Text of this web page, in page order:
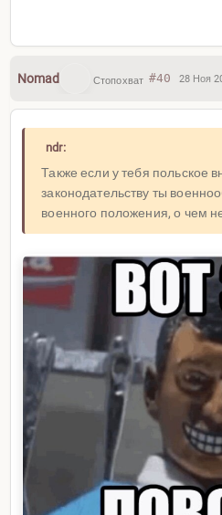
Nomad Стопохват #40 28 Ноя
ndr:
Также если у тебя польское
законодательству ты
военного положения, о чем